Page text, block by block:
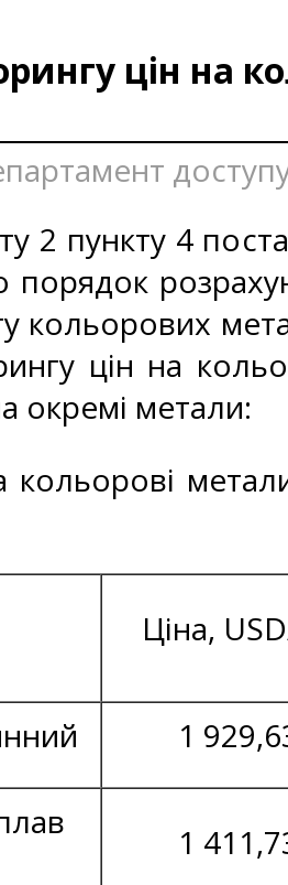
цін на
2 пункту 4
кольорових
цін на
окремі метали:
кольорові
Ціна,
1
1